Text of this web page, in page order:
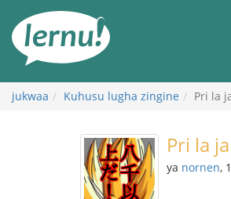
maudhui
jukwaa Kuhusu lugha zingine Pri la
Pri la
ya nornen,